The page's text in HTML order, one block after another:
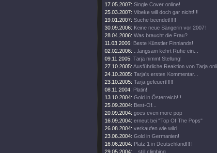
17.05.2007: Single Cover online!
25.03.2007: Vibeke will doch gar nicht!!!!
19.01.2007: Suche beendet!!!!!
30.09.2006: Keine neue Sängerin vor 2007!
28.04.2006: Was braucht die Frau?
11.03.2006: Beste Künstler Finnlands!
02.02.2006:
...langsam kehrt Ruhe ein...
09.11.2005: Tarja nimmt Stellung!
27.10.2005: Ausführliche Reaktion von Tarja
24.10.2005: Tarja's erstes Kommentar...
23.10.2005: Tarja gefeuert!!!!!
08.11.2004: Platin!
13.10.2004: Gold in Österreich!!!
25.09.2004: Best-Of...
20.09.2004: goes even more pop
16.09.2004: erneut bei "Top Of The Pops"
26.08.2004: verkaufen wie wild...
23.06.2004: Gold in Germanien!
16.06.2004: Platz 1 in Deutschland!!!!
29.05.2004:
...still climbing